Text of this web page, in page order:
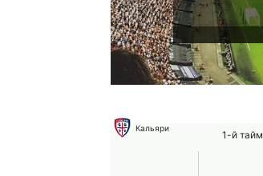
Кальяри
1-й тайм